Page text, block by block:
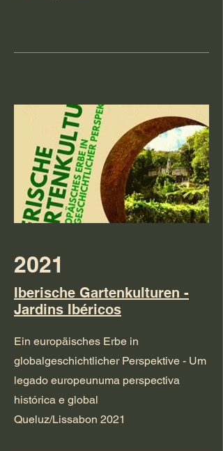
2021
Iberische Gartenkulturen -
Jardins Ibéricos
Ein europäisches Erbe in
globalgeschichtlicher Perspektive - Um
legado europeunuma perspectiva
histórica e global
Queluz/Lissabon 2021